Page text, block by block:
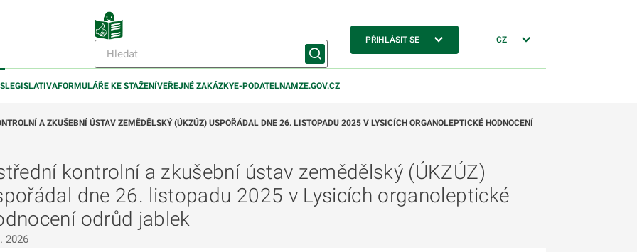
PŘIHLÁSIT SE CZ
LEGISLATIVAFORMULÁŘE KE STAŽENÍVEŘEJNÉ ZAKÁZKYE-PODATELNAMZE.GOV.CZ
A ZKUŠEBNÍ ÚSTAV ZEMĚDĚLSKÝ (ÚKZÚZ) USPOŘÁDAL DNE 26. LISTOPADU 2025 V LYSICÍCH ORGANOLEPTICKÉ HODNOCENÍ
kontrolní a zkušební ústav zemědělský (ÚKZÚZ)
dne 26. listopadu 2025 v Lysicích organoleptické
odrůd jablek
2026